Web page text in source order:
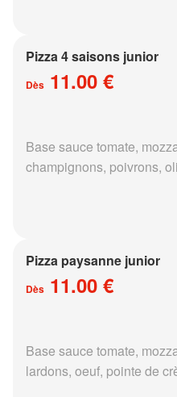
Pizza 4 saisons junior
Dès 11.00 €
Base sauce tomate,
champignons, poivrons,
Pizza paysanne junior
Dès 11.00 €
Base sauce tomate,
lardons, oeuf, pointe de